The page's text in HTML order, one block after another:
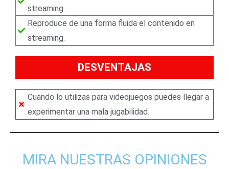
streaming.
Reproduce de una forma fluida el contenido en
streaming.
DESVENTAJAS
Cuando lo utilizas para videojuegos puedes llegar a
experimentar una mala jugabilidad.
MIRA NUESTRAS OPINIONES